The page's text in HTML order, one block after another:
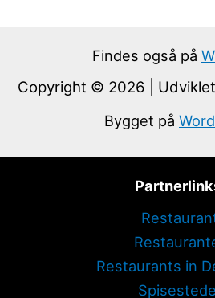
Findes også på
Copyright © 2026 |
Bygget på
Restaurants in